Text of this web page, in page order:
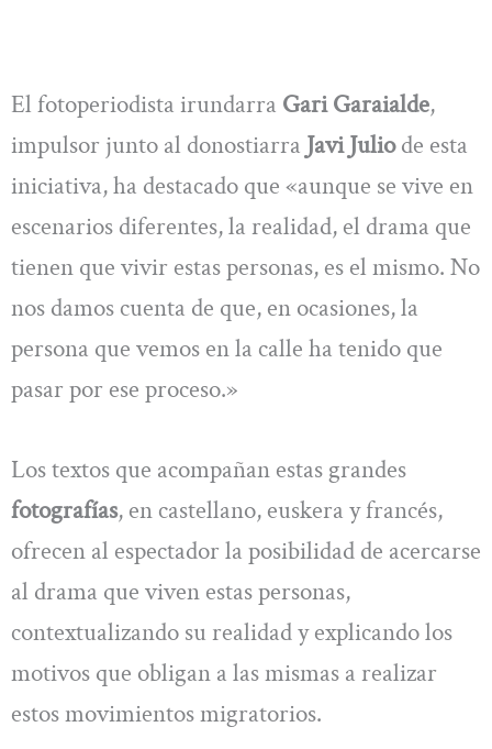
El fotoperiodista irundarra Gari Garaialde,
impulsor junto al donostiarra Javi Juliode esta
iniciativa, ha destacado que «aunque se vive en
escenarios diferentes, la realidad, el drama que
tienen que vivir estas personas, es el mismo. No
nos damos cuenta de que, en ocasiones, la
persona que vemos en la calle ha tenido que
pasar por ese proceso.»
Los textos que acompañan estas grandes
fotografías, en castellano, euskera y francés,
ofrecen al espectador la posibilidad de acercarse
al drama que viven estas personas,
contextualizando su realidad y explicando los
motivos que obligan a las mismas a realizar
estos movimientos migratorios.